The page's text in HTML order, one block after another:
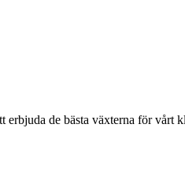
erbjuda de bästa växterna för vårt